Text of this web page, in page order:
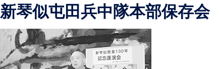
新琴似屯田兵中隊本部保存会